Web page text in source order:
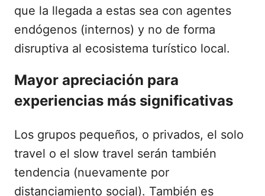
que la llegada a estas sea con agentes
endógenos (internos) y no de forma
disruptiva al ecosistema turístico local.
Mayor apreciación para
experiencias más significativas
Los grupos pequeños, o privados, el solo
travel o el slow travel serán también
tendencia (nuevamente por
distanciamiento social). También es